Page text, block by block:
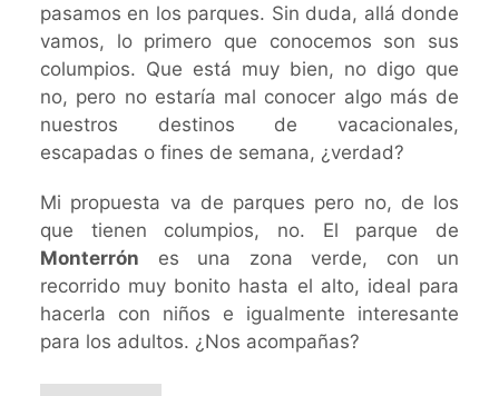
pasamos en los parques. Sin duda, allá donde
vamos, lo primero que conocemos son sus
columpios. Que está muy bien, no digo que
no, pero no estaría mal conocer algo más de
nuestros destinos de vacacionales,
escapadas o fines de semana, ¿verdad?
Mi propuesta va de parques pero no, de los
que tienen columpios, no. El parque de
Monterrón es una zona verde, con un
recorrido muy bonito hasta el alto, ideal para
hacerla con niños e igualmente interesante
para los adultos. ¿Nos acompañas?